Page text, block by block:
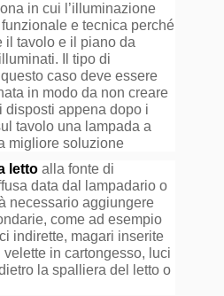
in cui l’illuminazione
e tecnica perché
il tavolo e il piano da
Il tipo di
caso deve essere
in modo da non creare
disposti appena dopo i
tavolo una lampada a
migliore soluzione
letto alla fonte di
data dal lampadario o
necessario aggiungere
come ad esempio
indirette, magari inserite
velette in cartongesso, luci
la spalliera del letto o